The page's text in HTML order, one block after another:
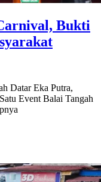
Bukti
Datar Eka Putra,
Event Balai Tangah